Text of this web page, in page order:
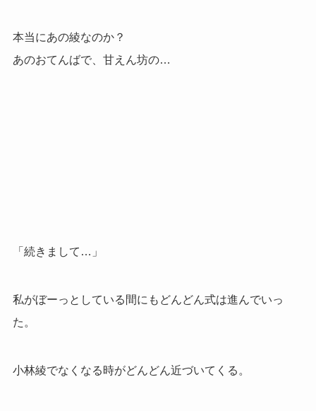
本当にあの綾なのか？
あのおてんばで、甘えん坊の…
「続きまして…」
私がぼーっとしている間にもどんどん式は進んでいっ
た。
小林綾でなくなる時がどんどん近づいてくる。